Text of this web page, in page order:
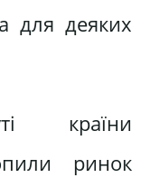
для деяких
країни
ринок